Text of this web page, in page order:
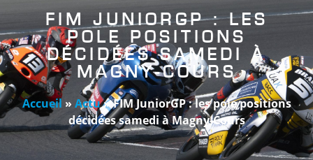
FIM JUNIORGP : LES
POLE POSITIONS
DÉCIDÉES SAMEDI À
MAGNY-COURS
Accueil » Actu»FIM JuniorGP : les pole positions
décidées samedi à Magny-Cours